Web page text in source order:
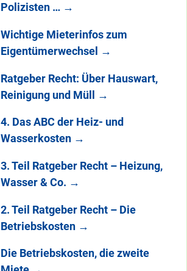
Polizisten … →
Wichtige Mieterinfos zum
Eigentümerwechsel →
Ratgeber Recht: Über Hauswart,
Reinigung und Müll →
4. Das ABC der Heiz- und
Wasserkosten →
3. Teil Ratgeber Recht – Heizung,
Wasser & Co. →
2. Teil Ratgeber Recht – Die
Betriebskosten →
Die Betriebskosten, die zweite